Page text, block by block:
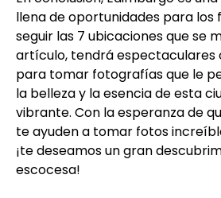
llena de oportunidades para los
seguir las 7 ubicaciones que se
artículo, tendrá espectaculares
para tomar fotografías que le
la belleza y la esencia de esta
vibrante. Con la esperanza de
te ayuden a tomar fotos
¡te deseamos un gran
escocesa!